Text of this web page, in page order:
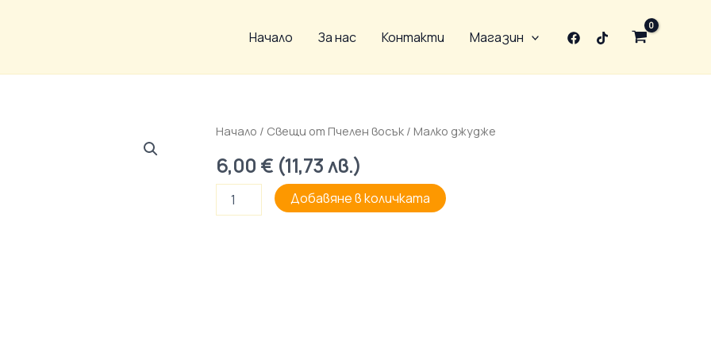
Начало За нас Контакти Магазин
Начало / Свещи от Пчелен восък / Малко джудже
6,00 € (11,73лв.)
количество
Малко
джудже
Добавяне в количката